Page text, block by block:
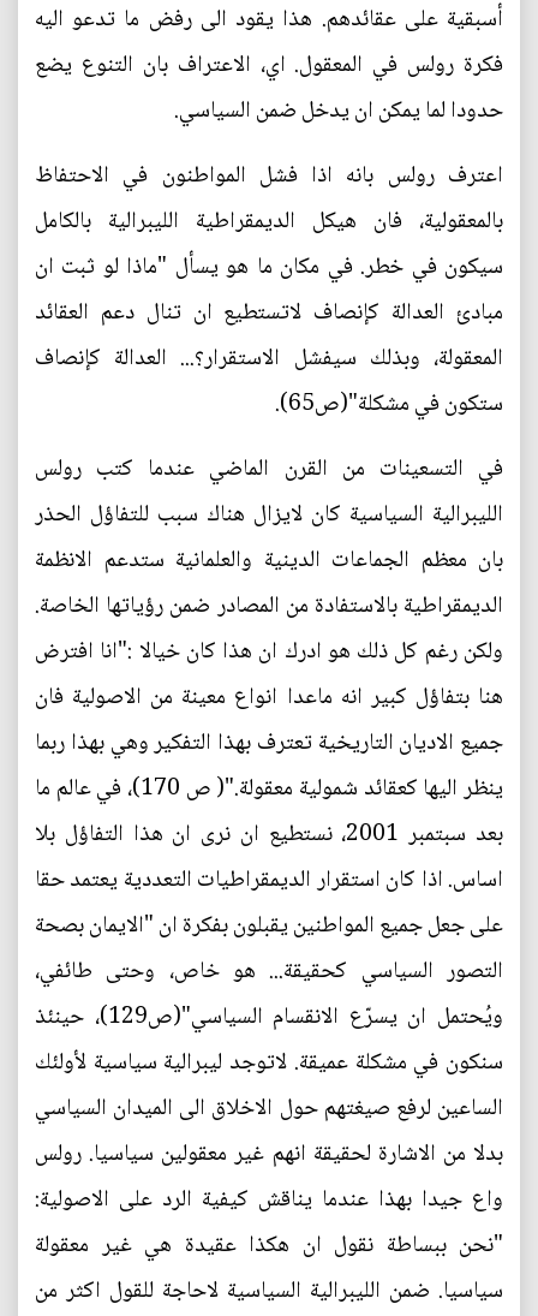
أسبقية على عقائدهم. هذا يقود الى رفض ما تدعو اليه
فكرة رولس في المعقول. اي، الاعتراف بان التنوع يضع
حدودا لما يمكن ان يدخل ضمن السياسي.
اعترف رولس بانه اذا فشل المواطنون في الاحتفاظ
بالمعقولية، فان هيكل الديمقراطية الليبرالية بالكامل
سيكون في خطر. في مكان ما هو يسأل "ماذا لو ثبت ان
مبادئ العدالة كإنصاف لاتستطيع ان تنال دعم العقائد
المعقولة، وبذلك سيفشل الاستقرار؟... العدالة كإنصاف
ستكون في مشكلة"(ص65).
في التسعينات من القرن الماضي عندما كتب رولس
الليبرالية السياسية كان لايزال هناك سبب للتفاؤل الحذر
بان معظم الجماعات الدينية والعلمانية ستدعم الانظمة
الديمقراطية بالاستفادة من المصادر ضمن رؤياتها الخاصة.
ولكن رغم كل ذلك هو ادرك ان هذا كان خيالا :"انا افترض
هنا بتفاؤل كبير انه ماعدا انواع معينة من الاصولية فان
جميع الاديان التاريخية تعترف بهذا التفكير وهي بهذا ربما
ينظر اليها كعقائد شمولية معقولة."( ص 170)، في عالم ما
بعد سبتمبر 2001، نستطيع ان نرى ان هذا التفاؤل بلا
اساس. اذا كان استقرار الديمقراطيات التعددية يعتمد حقا
على جعل جميع المواطنين يقبلون بفكرة ان "الايمان بصحة
التصور السياسي كحقيقة... هو خاص، وحتى طائفي،
ويُحتمل ان يسرّع الانقسام السياسي"(ص129)، حينئذ
سنكون في مشكلة عميقة. لاتوجد ليبرالية سياسية لأولئك
الساعين لرفع صيغتهم حول الاخلاق الى الميدان السياسي
بدلا من الاشارة لحقيقة انهم غير معقولين سياسيا. رولس
واع جيدا بهذا عندما يناقش كيفية الرد على الاصولية:
"نحن ببساطة نقول ان هكذا عقيدة هي غير معقولة
سياسيا. ضمن الليبرالية السياسية لاحاجة للقول اكثر من